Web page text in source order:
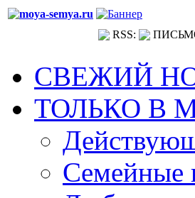
RSS:
СВЕЖИЙ
ТОЛЬКО В
Семейные